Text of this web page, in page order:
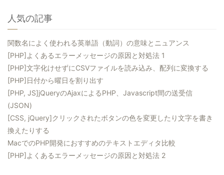
人気の記事
関数名によく使われる英単語（動詞）の意味とニュアンス
[PHP]よくあるエラーメッセージの原因と対処法 1
[PHP]文字化けせずにCSVファイルを読み込み、配列に変換する
[PHP]日付から曜日を割り出す
[PHP, JS]jQueryのAjaxによるPHP、Javascript間の送受信
(JSON)
[CSS, jQuery]クリックされたボタンの色を変更したり文字を書き
換えたりする
MacでのPHP開発におすすめのテキストエディタ比較
[PHP]よくあるエラーメッセージの原因と対処法 2